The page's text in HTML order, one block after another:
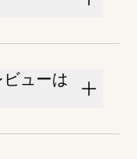
ューは